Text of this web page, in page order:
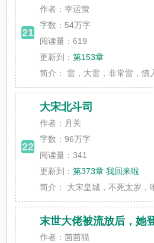
21
作者：幸运萤
字数： 54万字
阅读量：619
更新到：第153章
简介：
雷，大雷，非常雷，慎
22
大宋北斗司
作者：月关
字数：96万字
阅读量：341
更新到：第373章 我回来啦
简介：
大宋皇城，不死太岁，
末世大佬被流放后，她
作者：茴茴猫